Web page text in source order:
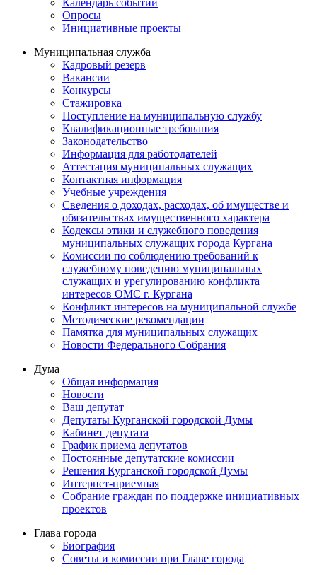
Опросы
Инициативные проекты
Муниципальная служба
Кадровый резерв
Вакансии
Конкурсы
Стажировка
Поступление на муниципальную службу
Квалификационные требования
Законодательство
Информация для работодателей
Аттестация муниципальных служащих
Контактная информация
Учебные учреждения
Сведения о доходах, расходах, об имуществе и
обязательствах имущественного характера
Кодексы этики и служебного поведения
муниципальных служащих города Кургана
Комиссии по соблюдению требований к
служебному поведению муниципальных
служащих и урегулированию конфликта
интересов ОМС г. Кургана
Конфликт интересов на муниципальной службе
Методические рекомендации
Памятка для муниципальных служащих
Новости Федерального Cобрания
Дума
Общая информация
Новости
Ваш депутат
Депутаты Курганской городской Думы
Кабинет депутата
График приема депутатов
Постоянные депутатские комиссии
Решения Курганской городской Думы
Интернет-приемная
Собрание граждан по поддержке инициативных
проектов
Глава города
Биография
Советы и комиссии при Главе города